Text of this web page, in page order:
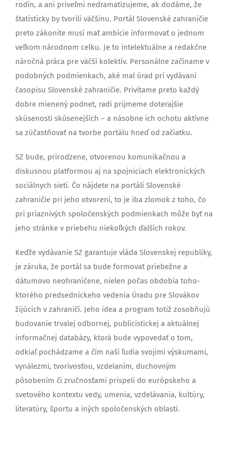
rodín, a ani priveľmi nedramatizujeme, ak dodáme, že
štatisticky by tvorili väčšinu. Portál Slovenské zahraničie
preto zákonite musí mať ambície informovať o jednom
veľkom národnom celku. Je to intelektuálne a redakčne
náročná práca pre väčší kolektív. Personálne začíname v
podobných podmienkach, aké mal úrad pri vydávaní
časopisu Slovenské zahraničie. Privítame preto každý
dobre mienený podnet, radi prijmeme doterajšie
skúsenosti skúsenejších – a násobne ich ochotu aktívne
sa zúčastňovať na tvorbe portálu hneď od začiatku.
SZ bude, prirodzene, otvorenou komunikačnou a
diskusnou platformou aj na spojniciach elektronických
sociálnych sietí. Čo nájdete na portáli Slovenské
zahraničie pri jeho otvorení, to je iba zlomok z toho, čo
pri priaznivých spoločenských podmienkach môže byť na
jeho stránke v priebehu niekoľkých ďalších rokov.
Keďže vydávanie SZ garantuje vláda Slovenskej republiky,
je záruka, že portál sa bude formovať priebežne a
dátumovo neohraničene, nielen počas obdobia toho-
ktorého predsedníckeho vedenia Úradu pre Slovákov
žijúcich v zahraničí. Jeho idea a program totiž zosobňujú
budovanie trvalej odbornej, publicistickej a aktuálnej
informačnej databázy, ktorá bude vypovedať o tom,
odkiaľ pochádzame a čím naši ľudia svojimi výskumami,
vynálezmi, tvorivosťou, vzdelaním, duchovným
pôsobením či zručnosťami prispeli do európskeho a
svetového kontextu vedy, umenia, vzdelávania, kultúry,
literatúry, športu a iných spoločenských oblastí.